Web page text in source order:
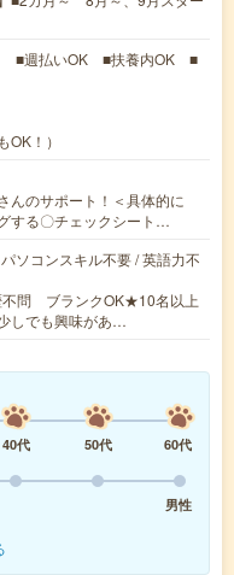
■週払いOK ■扶養内OK ■
！）
んのサポート！＜具体的に
する〇チェックシート…
ソコンスキル不要 / 英語力不
不問 ブランクOK★10名以上
しでも興味があ…
40代 50代
60代
男性